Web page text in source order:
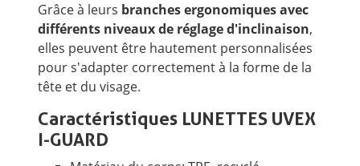
Grâce à leurs branches ergonomiques avec
différents niveaux de réglage d'inclinaison,
elles peuvent être hautement personnalisées
pour s'adapter correctement à la forme de la
tête et du visage.
Caractéristiques LUNETTES UVEX
I-GUARD